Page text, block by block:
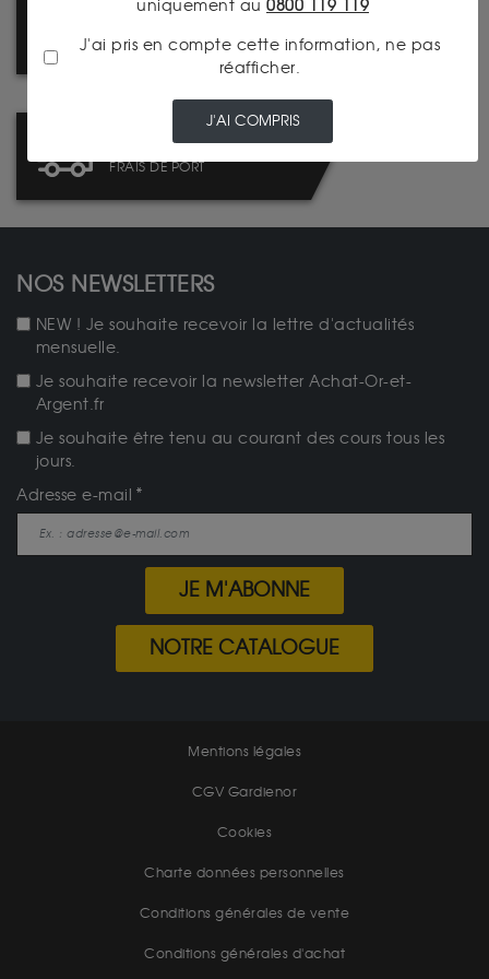
LIVRAISON : TABLEAU DES
FRAIS DE PORT
NOS NEWSLETTERS
NEW ! Je souhaite recevoir la lettre d'actualités
mensuelle.
Je souhaite recevoir la newsletter Achat-Or-et-
Argent.fr
Je souhaite être tenu au courant des cours tous les
jours.
Adresse e-mail
JE M'ABONNE
NOTRE CATALOGUE
Mentions légales
CGV Gardienor
Cookies
Charte données personnelles
Conditions générales de vente
Conditions générales d'achat
uniquement au 0800 119 119
J'ai pris en compte cette information, ne pas
réafficher.
J'AI COMPRIS